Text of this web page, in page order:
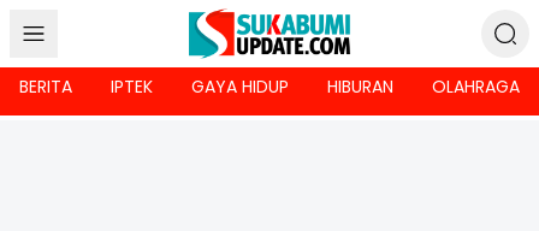
BERITA IPTEK GAYA HIDUP HIBURAN OLAHRAGA